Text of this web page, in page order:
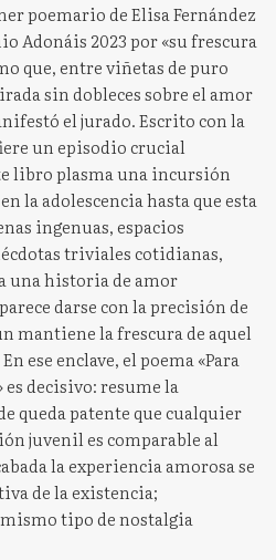
poemario de Elisa Fernández
Adonáis 2023 por «su frescura
que, entre viñetas de puro
sin dobleces sobre el amor
el jurado. Escrito con la
un episodio crucial
libro plasma una incursión
la adolescencia hasta que esta
ingenuas, espacios
triviales cotidianas,
una historia de amor
darse con la precisión de
mantiene la frescura de aquel
ese enclave, el poema «Para
decisivo: resume la
queda patente que cualquier
juvenil es comparable al
la experiencia amorosa se
de la existencia;
tipo de nostalgia